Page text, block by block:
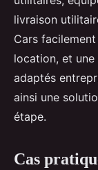
livraison
Cars
location, et
adaptés
ainsi une
étape.
Cas